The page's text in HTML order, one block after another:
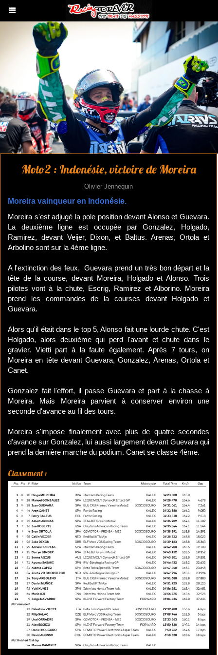
Moto2 : Indonésie, victoire de Moreira
Olivier Jennequin
Moreira vainqueur en Indonésie.
Moreira s'est adjugé la pole position devant Alonso et Guevara.
La deuxième ligne est occupée par Gonzalez, Holgado,
Ramirez, devant Veijer, Dixon, et Baltus. Arenas, Ortola et
Arbolino sont sur la 4ème ligne.
A l'extinction des feux, Guevara prend un très bon départ et la
tête de la course, devant Moreira, Holgado et Alonso. Trois
pilotes vont à la chute, Escrig, Ramirez et Alborino. Moreira
prend les commandes de la courses devant Holgado et
Guevara.
Alors qu'il était dans le top 5, Alonso fait une lourde chute. C'est
Holgado, alors deuxième qui perd l'avant et chute dans le
gravier. Vietti part à la faute également. Après 7 tours, on
Moreira en tête devant Guevara, Gonzalez, Arenas, Ortola et
Canet.
Gonzalez fait l'effort, il passe Guevara et part à la chasse à
Moreira. Mais Moreira parvient à conserver environ une
seconde d'avance au fil des tours.
Moreira s'impose finalement avec plus de quatre secondes
d'avance sur Gonzalez, lui aussi largement devant Guevara qui
prend la dernière marche du podium. Canet se classe 4ème.
Classement :